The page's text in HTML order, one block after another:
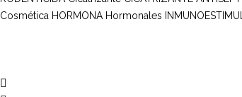
Cosmética HORMONA Hormonales